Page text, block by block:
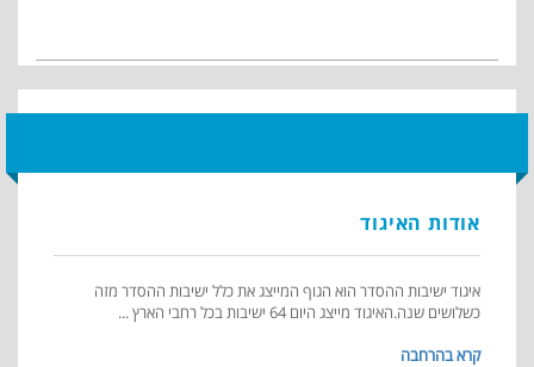
אודות האיגוד
איגוד ישיבות ההסדר הוא הגוף המייצג את כלל ישיבות ההסדר מזה
כשלושים שנה.האיגוד מייצג היום 64 ישיבות בכל רחבי הארץ ...
קרא בהרחבה